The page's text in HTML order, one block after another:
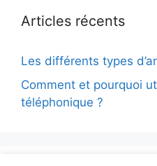
Articles récents
Les différents types
Comment et pourquoi
téléphonique ?